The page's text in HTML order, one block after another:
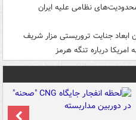
نظامی علیه ایران
ابعاد جنایت تروریستی مزار شریف
درباره تنگه هرمز